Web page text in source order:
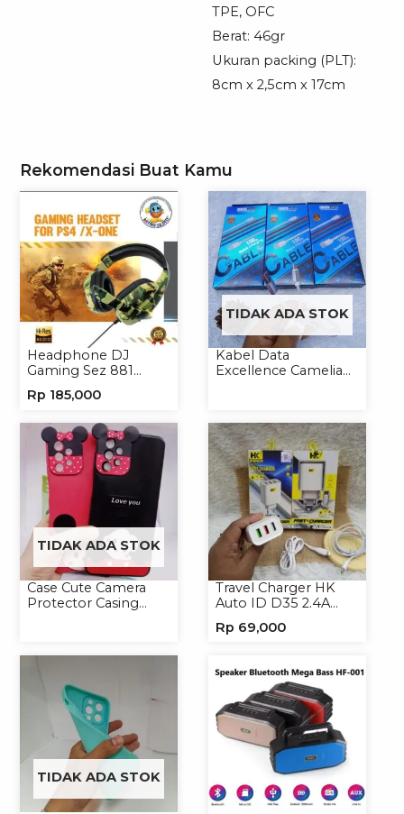
TPE, OFC
Berat: 46gr
Ukuran packing (PLT):
8cm x 2,5cm x 17cm
Rekomendasi Buat Kamu
Headphone DJ
Gaming Sez 881
Headset
Rp 185,000
TIDAK ADA STOK
Kabel Data
Excellence Camelia
TIDAK ADA STOK
Case Cute Camera
Protector Casing
Travel Charger HK
Auto ID D35 2.4A
Rp 69,000
TIDAK ADA STOK